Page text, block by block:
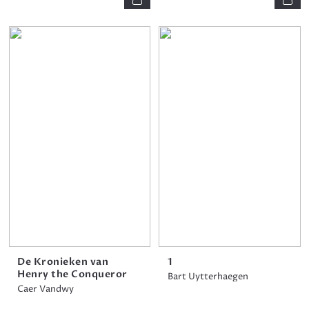
De Kronieken van
Henry the Conqueror
Caer Vandwy
1
Bart Uytterhaegen